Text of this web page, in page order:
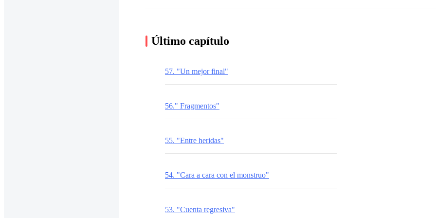
Último capítulo
57. "Un mejor final"
56." Fragmentos"
55. "Entre heridas"
54. "Cara a cara con el monstruo"
53. "Cuenta regresiva"